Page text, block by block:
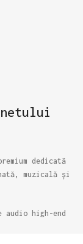
dedicată
muzicală și
high-end